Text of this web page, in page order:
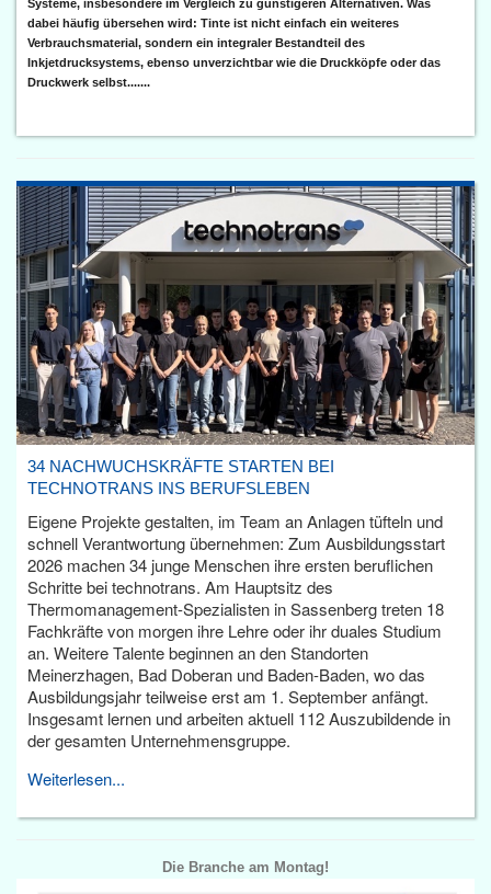
Systeme, insbesondere im Vergleich zu günstigeren Alternativen. Was
dabei häufig übersehen wird: Tinte ist nicht einfach ein weiteres
Verbrauchsmaterial, sondern ein integraler Bestandteil des
Inkjetdrucksystems, ebenso unverzichtbar wie die Druckköpfe oder das
Druckwerk selbst.......
34 NACHWUCHSKRÄFTE STARTEN BEI
TECHNOTRANS INS BERUFSLEBEN
Eigene Projekte gestalten, im Team an Anlagen tüfteln und
schnell Verantwortung übernehmen: Zum Ausbildungsstart
2026 machen 34 junge Menschen ihre ersten beruflichen
Schritte bei technotrans. Am Hauptsitz des
Thermomanagement-Spezialisten in Sassenberg treten 18
Fachkräfte von morgen ihre Lehre oder ihr duales Studium
an. Weitere Talente beginnen an den Standorten
Meinerzhagen, Bad Doberan und Baden-Baden, wo das
Ausbildungsjahr teilweise erst am 1. September anfängt.
Insgesamt lernen und arbeiten aktuell 112 Auszubildende in
der gesamten Unternehmensgruppe.
Weiterlesen...
Die Branche am Montag!